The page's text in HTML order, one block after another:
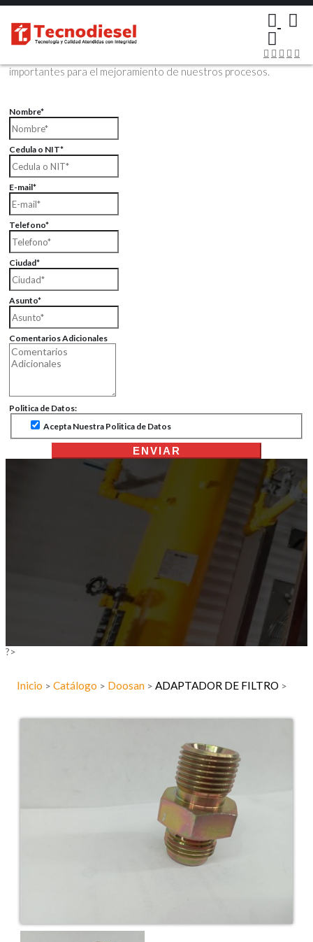
Contáctenos Vía Email
Envíenos sus datos con sus comentarios, sus opiniones son muy
importantes para el mejoramiento de nuestros procesos.
Nombre*
Cedula o NIT*
E-mail*
Telefono*
Ciudad*
Asunto*
Comentarios Adicionales
Politica de Datos:
Acepta Nuestra Politica de Datos
ENVIAR
?>
Inicio > Catálogo > Doosan > ADAPTADOR DE FILTRO >